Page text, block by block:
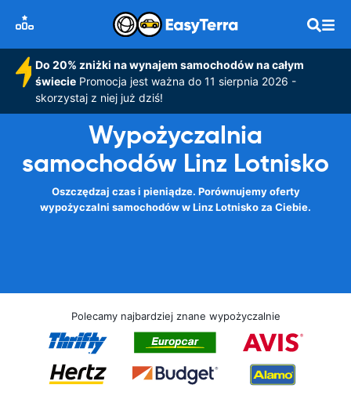
Do 20% zniżki na wynajem samochodów na całym
świeciePromocja jest ważna do 11 sierpnia 2026 -
skorzystaj z niej już dziś!
Wypożyczalnia
samochodów Linz Lotnisko
Oszczędzaj czas i pieniądze. Porównujemy oferty
wypożyczalni samochodów w Linz Lotnisko za Ciebie.
Polecamy najbardziej znane wypożyczalnie